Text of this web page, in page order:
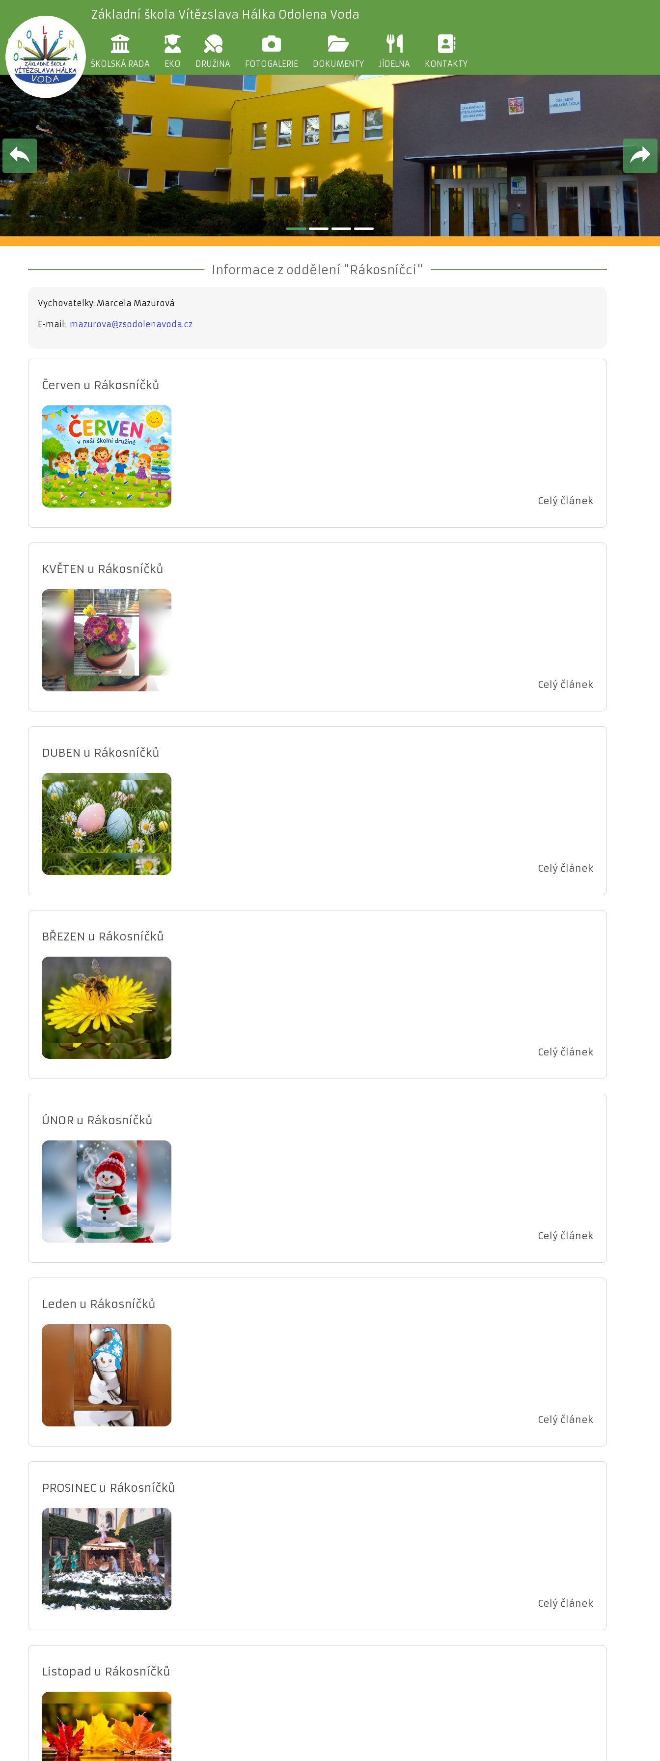
Základní škola Vítězslava Hálka Odolena Voda
ŠKOLA RODIČE ŠKOLSKÁ RADA EKO DRUŽINA FOTOGALERIE DOKUMENTY JÍDELNA KONTAKTY
Informace z oddělení "Rákosníčci"
Vychovatelky: Marcela Mazurová
E-mail: mazurova@zsodolenavoda.cz
Červen u Rákosníčků
Celý článek
KVĚTEN u Rákosníčků
Celý článek
DUBEN u Rákosníčků
Celý článek
BŘEZEN u Rákosníčků
Celý článek
ÚNOR u Rákosníčků
Celý článek
Leden u Rákosníčků
Celý článek
PROSINEC u Rákosníčků
Celý článek
Listopad u Rákosníčků